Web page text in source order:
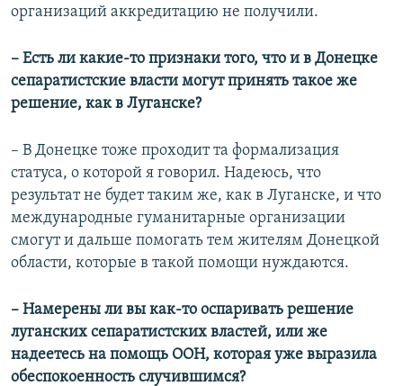
организаций аккредитацию не получили.
– Есть ли какие-то признаки того, что и в Донецке
сепаратистские власти могут принять такое же
решение, как в Луганске?
– В Донецке тоже проходит та формализация
статуса, о которой я говорил. Надеюсь, что
результат не будет таким же, как в Луганске, и что
международные гуманитарные организации
смогут и дальше помогать тем жителям Донецкой
области, которые в такой помощи нуждаются.
– Намерены ли вы как-то оспаривать решение
луганских сепаратистских властей, или же
надеетесь на помощь ООН, которая уже выразила
обеспокоенность случившимся?